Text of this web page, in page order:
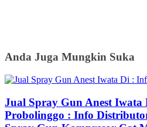
Anda Juga Mungkin Suka
Jual Spray Gun Anest Iwata
Probolinggo : Info